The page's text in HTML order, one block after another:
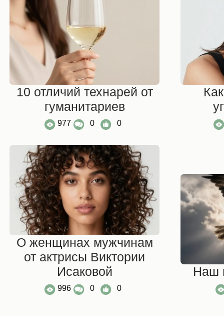
10 отличий технарей от
гуманитариев
977 0 0
О женщинах мужчинам
от актрисы Виктории
Исаковой
996 0 0
Наш